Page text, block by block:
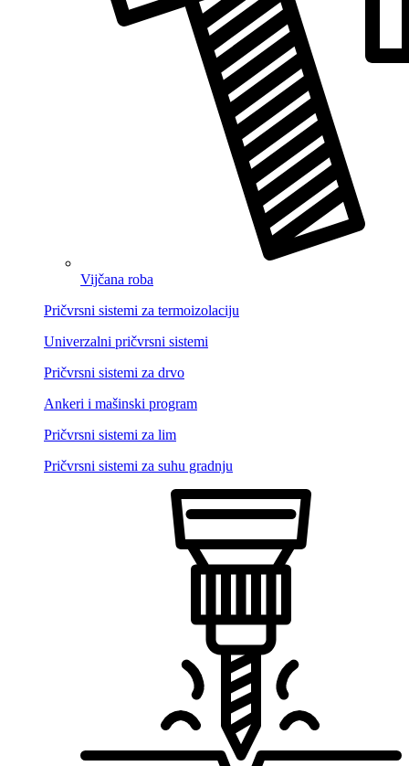
Vijčana roba
Pričvrsni sistemi za termoizolaciju
Univerzalni pričvrsni sistemi
Pričvrsni sistemi za drvo
Ankeri i mašinski program
Pričvrsni sistemi za lim
Pričvrsni sistemi za suhu gradnju